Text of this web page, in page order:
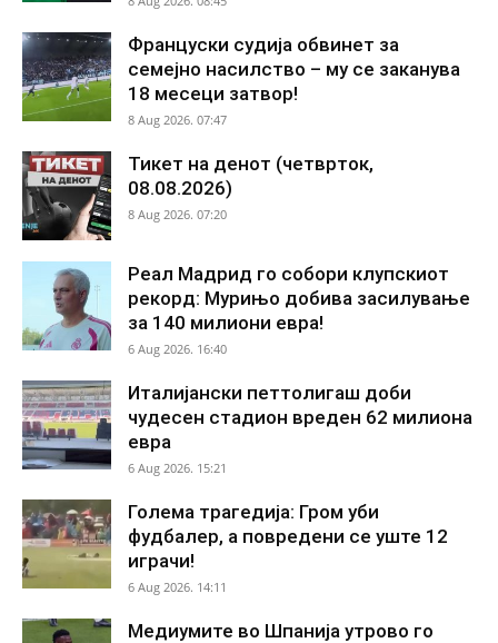
Француски судија обвинет за
семејно насилство – му се заканува
18 месеци затвор!
8 Aug 2026. 07:47
Тикет на денот (четврток,
08.08.2026)
8 Aug 2026. 07:20
Реал Мадрид го собори клупскиот
рекорд: Мурињо добива засилување
за 140 милиони евра!
6 Aug 2026. 16:40
Италијански петтолигаш доби
чудесен стадион вреден 62 милиона
евра
6 Aug 2026. 15:21
Голема трагедија: Гром уби
фудбалер, а повредени се уште 12
играчи!
6 Aug 2026. 14:11
Медиумите во Шпанија утрово го